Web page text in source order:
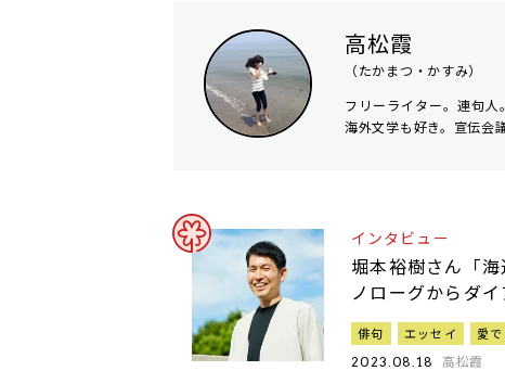
高松霞
（たかまつ・かすみ）
フリーライター。連句人
海外文学も好き。宣伝会
インタビュー
堀本裕樹さん「
ノローグからダ
俳句 エッセイ 愛で
2023.08.18 高松霞